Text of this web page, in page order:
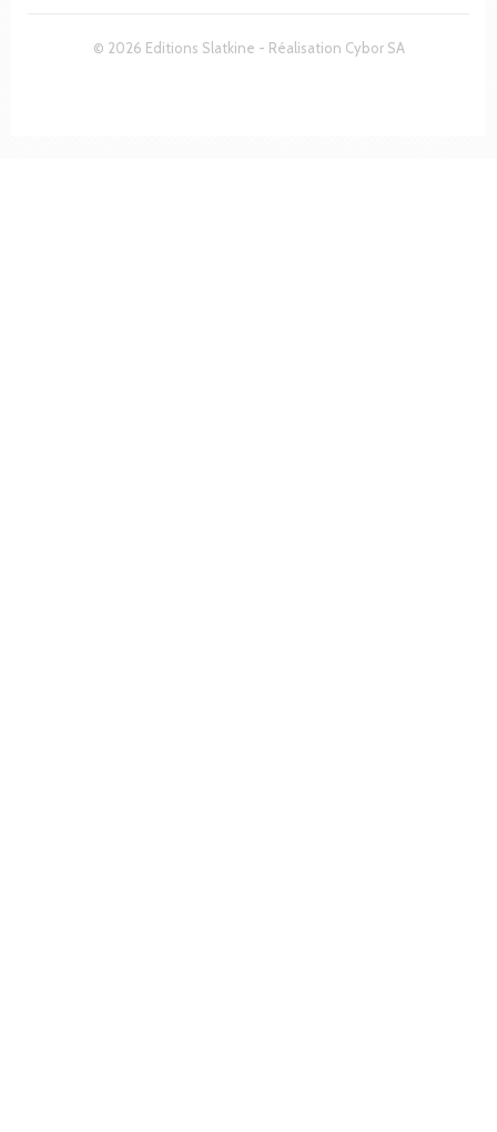
© 2026 Editions Slatkine - Réalisation Cybor SA